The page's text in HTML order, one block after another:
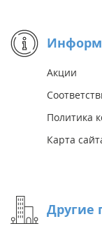
Акции
Политика
Карта
Другие